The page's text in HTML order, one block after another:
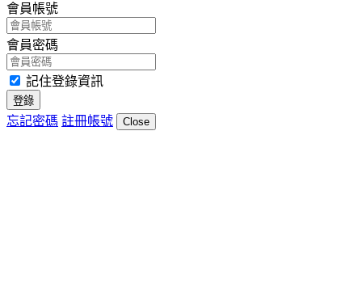
會員帳號
會員密碼
記住登錄資訊
登錄
忘記密碼 註冊帳號 Close